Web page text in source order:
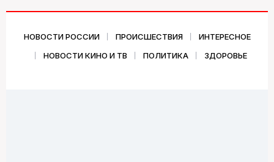
НОВОСТИ РОССИИ ПРОИСШЕСТВИЯ
ИНТЕРЕСНОЕ
НОВОСТИ КИНО И ТВ
ПОЛИТИКА ЗДОРОВЬЕ